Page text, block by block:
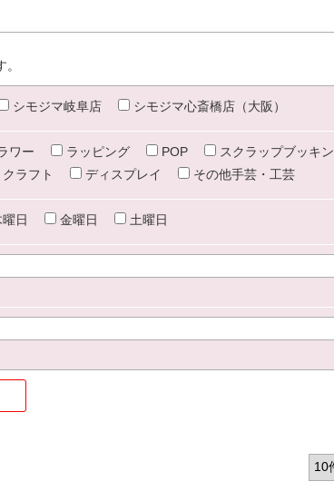
シモジマ岐阜店 シモジマ心斎橋店（大阪）
ワー ラッピング POP
スクラップブッキ
クラフト ディスプレイ その他手芸・工芸
曜日 金曜日 土曜日